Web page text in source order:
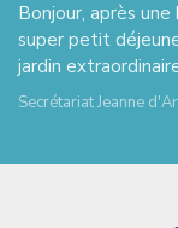
Bonjour, après
super petit
jardin
Secrétariat Jeanne